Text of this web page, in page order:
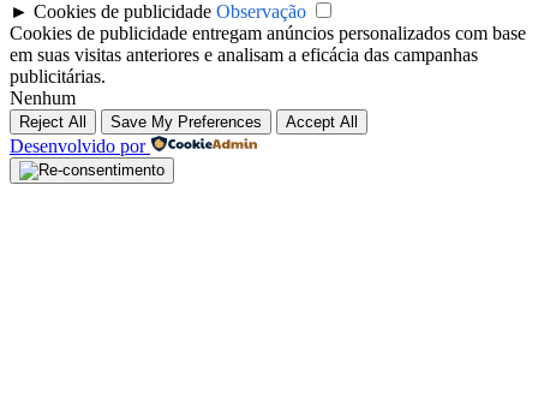
► Cookies de publicidade Observação
Cookies de publicidade entregam anúncios personalizados com base
em suas visitas anteriores e analisam a eficácia das campanhas
publicitárias.
Nenhum
Reject All Save My Preferences Accept All
Desenvolvido por